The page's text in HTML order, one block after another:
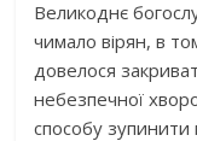
Великоднє
чимало вірян, в
довелося
небезпечної
способу зупинити